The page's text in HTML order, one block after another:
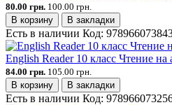
80.00 грн. 100.00 грн.
В корзину
В закладки
Есть в наличии Код:
English Reader 10 класс Чтение на
84.00 грн. 105.00 грн.
В корзину
В закладки
Есть в наличии Код: